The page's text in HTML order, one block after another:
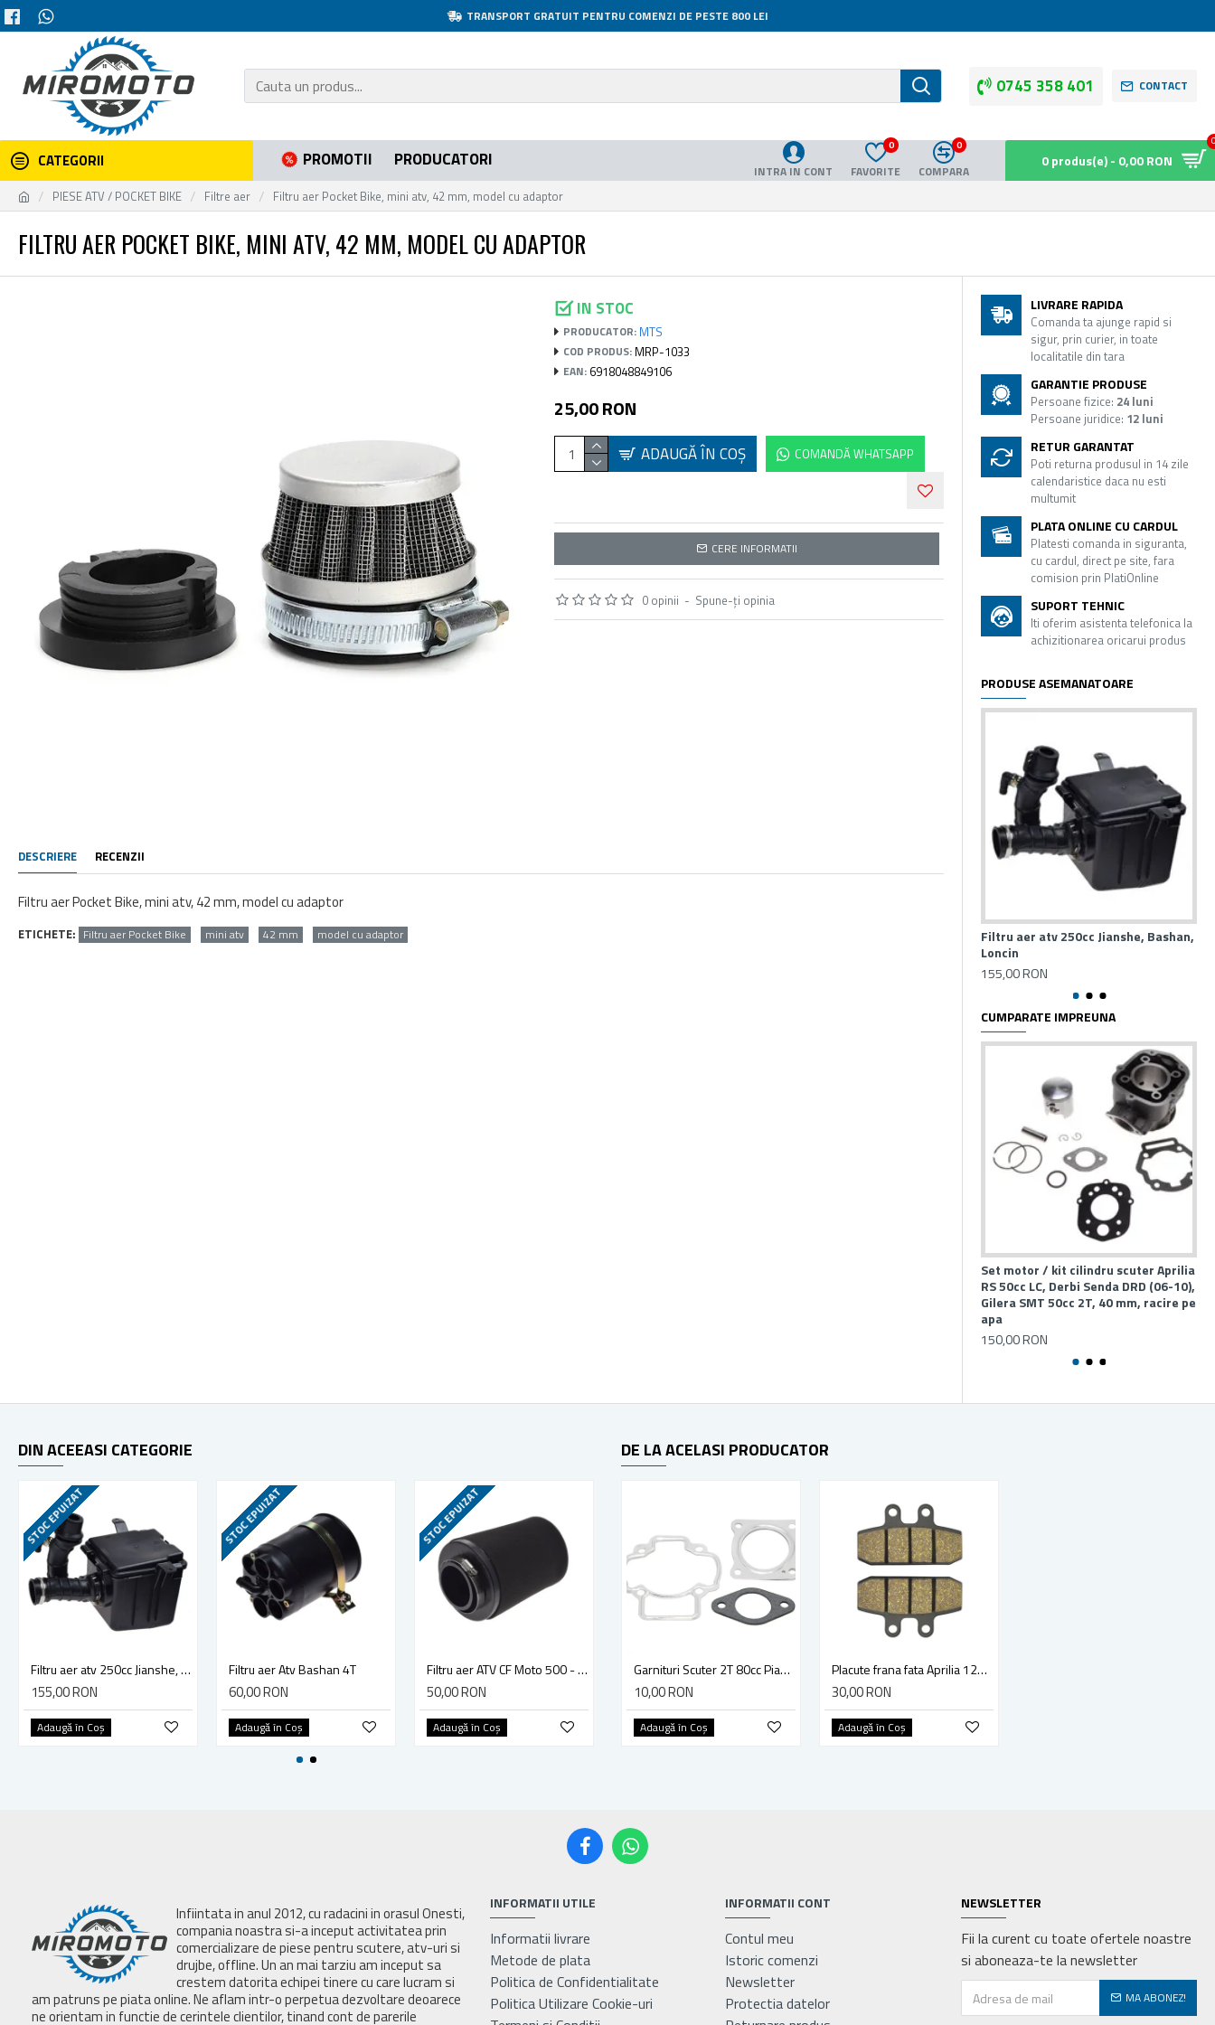
TRANSPORT GRATUIT PENTRU COMENZI DE PESTE 800 LEI
0745 358 401 CONTACT
CATEGORII PROMOTII PRODUCATORI
INTRA IN CONT FAVORITE
0
COMPARA
0
0 produs(e) - 0,00 RON
PIESE ATV / POCKET BIKE Filtre aer Filtru aer Pocket Bike, mini atv, 42 mm, model cu adaptor
FILTRU AER POCKET BIKE, MINI ATV, 42 MM, MODEL CU ADAPTOR
IN STOC
PRODUCATOR: MTS
COD PRODUS: MRP-1033
EAN: 6918048849106
0 opinii - Spune-ţi opinia
25,00 RON
ADAUGĂ ÎN COŞ COMANDĂ WHATSAPP
CERE INFORMATII
DESCRIERE RECENZII
Filtru aer Pocket Bike, mini atv, 42 mm, model cu adaptor
ETICHETE: Filtru aer Pocket Bike mini atv 42 mm model cu adaptor
LIVRARE RAPIDA
Comanda ta ajunge rapid si
sigur, prin curier, in toate
localitatile din tara
GARANTIE PRODUSE
Persoane fizice: 24 luni
Persoane juridice: 12 luni
RETUR GARANTAT
Poti returna produsul in 14 zile
calendaristice daca nu esti
multumit
PLATA ONLINE CU CARDUL
Platesti comanda in siguranta,
cu cardul, direct pe site, fara
comision prin PlatiOnline
SUPORT TEHNIC
Iti oferim asistenta telefonica la
achizitionarea oricarui produs
PRODUSE ASEMANATOARE
Filtru aer atv 250cc Jianshe, Bashan,
Loncin
155,00 RON
CUMPARATE IMPREUNA
Set motor / kit cilindru scuter Aprilia
RS 50cc LC, Derbi Senda DRD (06-10),
Gilera SMT 50cc 2T, 40 mm, racire pe
apa
150,00 RON
DIN ACEEASI CATEGORIE
STOC EPUIZAT
Filtru aer atv 250cc Jianshe, Bashan, Loncin
155,00 RON
Adaugă în Coş
STOC EPUIZAT
Filtru aer Atv Bashan 4T
60,00 RON
Adaugă în Coş
STOC EPUIZAT
Filtru aer ATV CF Moto 500 - 800, Negru
50,00 RON
Adaugă în Coş
Filtru aer ATV CF Moto 500 - 800cc
76,00 RON
Adaugă în Coş
Filtru aer Atv Linhai 260cc, 300cc
75,00 RON
Adaugă în Coş
DE LA ACELASI PRODUCATOR
Garnituri Scuter 2T 80cc Piaggio Typhoon
10,00 RON
Adaugă în Coş
Placute frana fata Aprilia 125 150 200 400 500 Tuareg Wind ETX MALAGUTI 125
30,00 RON
Adaugă în Coş
Infiintata in anul 2012, cu radacini in orasul Onesti,
compania noastra si-a inceput activitatea prin
comercializare de piese pentru scutere, atv-uri si
drujbe, offline. Un an mai tarziu am inceput sa
crestem datorita echipei tinere cu care lucram si
am patruns pe piata online. Ne aflam intr-o perpetua dezvoltare deoarece
ne orientam in functie de cerintele clientilor, tinand cont de parerile
INFORMATII UTILE
Informatii livrare
Metode de plata
Politica de Confidentialitate
Politica Utilizare Cookie-uri
INFORMATII CONT
Contul meu
Istoric comenzi
Newsletter
Protectia datelor
NEWSLETTER
Fii la curent cu toate ofertele noastre
si aboneaza-te la newsletter
MA ABONEZ!